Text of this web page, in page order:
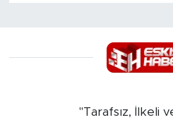
"Tarafsız, İlkeli